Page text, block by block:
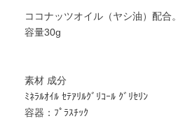
ココナッツオイル（ヤシ油）配合。
容量30g
素材 成分
ﾐﾈﾗﾙｵｲﾙ ｾﾃｱﾘﾙｸﾞﾘｺｰﾙ ｸﾞﾘｾﾘﾝ
容器：ﾌﾟﾗｽﾁｯｸ